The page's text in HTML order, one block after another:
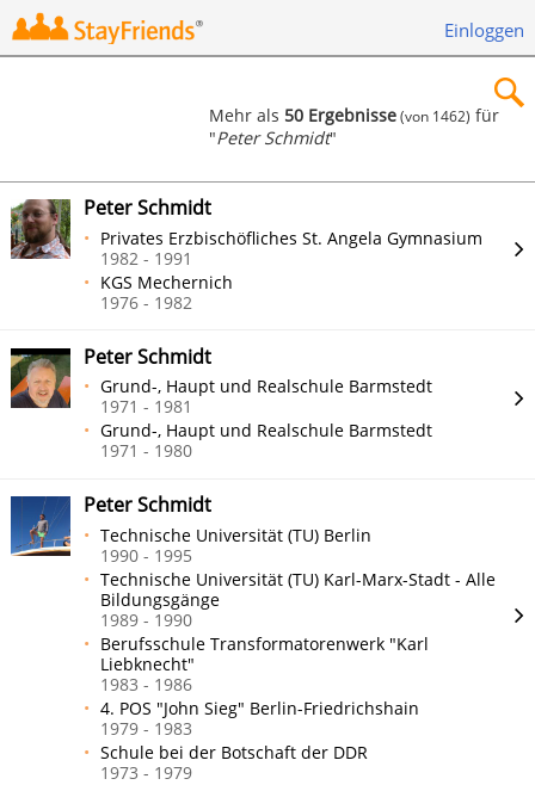
Einloggen
Suchen
Mehr als 50 Ergebnisse (von 1462) für
"Peter Schmidt"
Peter Schmidt
Privates Erzbischöfliches St. Angela Gymnasium
1982 - 1991
KGS Mechernich
1976 - 1982
Peter Schmidt
Grund-, Haupt und Realschule Barmstedt
1971 - 1981
Grund-, Haupt und Realschule Barmstedt
1971 - 1980
Peter Schmidt
Technische Universität (TU) Berlin
1990 - 1995
Technische Universität (TU) Karl-Marx-Stadt - Alle
Bildungsgänge
1989 - 1990
Berufsschule Transformatorenwerk "Karl
Liebknecht"
1983 - 1986
4. POS "John Sieg" Berlin-Friedrichshain
1979 - 1983
Schule bei der Botschaft der DDR
1973 - 1979